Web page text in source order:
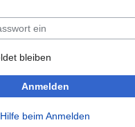
bleiben
Anmelden
Hilfe beim Anmelden